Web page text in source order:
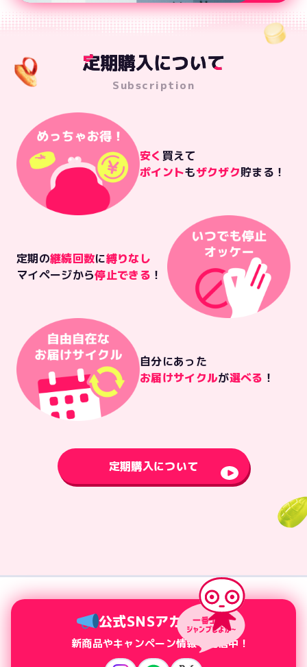
定期購入について
定期購入について
Subscription
安く 買えて
ポイントもザクザク貯まる！
定期の継続回数に縛りなし
マイページから停止できる ！
自分にあった
お届けサイクルが選べる ！
定期購入について
公式SNSアカウント
新商品やキャンペーン情報を配信中！